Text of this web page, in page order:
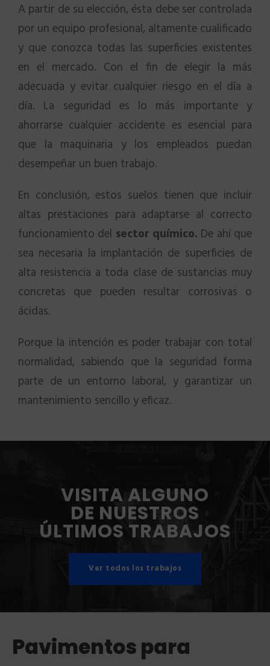
A partir de su elección, ésta debe ser controlada
por un equipo profesional, altamente cualificado
y que conozca todas las superficies existentes
en el mercado. Con el fin de elegir la más
adecuada y evitar cualquier riesgo en el día a
día. La seguridad es lo más importante y
ahorrarse cualquier accidente es esencial para
que la maquinaria y los empleados puedan
desempeñar un buen trabajo.
En conclusión, estos suelos tienen que incluir
altas prestaciones para adaptarse al correcto
funcionamiento del sector químico. De ahí que
sea necesaria la implantación de superficies de
alta resistencia a toda clase de sustancias muy
concretas que pueden resultar corrosivas o
ácidas.
Porque la intención es poder trabajar con total
normalidad, sabiendo que la seguridad forma
parte de un entorno laboral, y garantizar un
mantenimiento sencillo y eficaz.
VISITA ALGUNO
DE NUESTROS
ÚLTIMOS TRABAJOS
Ver todos los trabajos
Pavimentos para